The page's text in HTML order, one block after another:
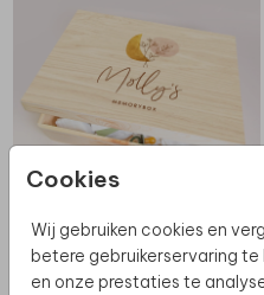
Cookies
Wij gebruiken cookies en
betere gebruikerservaring
en onze prestaties te